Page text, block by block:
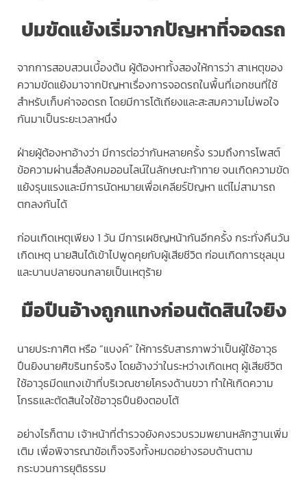
ปมขัดแย้งเริ่มจากปัญหาที่จอดรถ
จากการสอบสวนเบื้องต้น ผู้ต้องหาทั้งสองให้การว่า สาเหตุของ
ความขัดแย้งมาจากปัญหาเรื่องการจอดรถในพื้นที่เอกชนที่ใช้
สำหรับเก็บค่าจอดรถ โดยมีการโต้เถียงและสะสมความไม่พอใจ
กันมาเป็นระยะเวลาหนึ่ง
ฝ่ายผู้ต้องหาอ้างว่า มีการต่อว่ากันหลายครั้ง รวมถึงการโพสต์
ข้อความผ่านสื่อสังคมออนไลน์ในลักษณะท้าทาย จนเกิดความขัด
แย้งรุนแรงและมีการนัดหมายเพื่อเคลียร์ปัญหา แต่ไม่สามารถ
ตกลงกันได้
ก่อนเกิดเหตุเพียง 1 วัน มีการเผชิญหน้ากันอีกครั้ง กระทั่งคืนวัน
เกิดเหตุ นายสินได้เข้าไปพูดคุยกับผู้เสียชีวิต ก่อนเกิดการชุลมุน
และบานปลายจนกลายเป็นเหตุร้าย
มือปืนอ้างถูกแทงก่อนตัดสินใจยิง
นายประกาศิต หรือ “แบงค์” ให้การรับสารภาพว่าเป็นผู้ใช้อาวุธ
ปืนยิงนายศิขรินทร์จริง โดยอ้างว่าในระหว่างเกิดเหตุ ผู้เสียชีวิต
ใช้อาวุธมีดแทงเข้าที่บริเวณชายโครงด้านขวา ทำให้เกิดความ
โกรธและตัดสินใจใช้อาวุธปืนยิงตอบโต้
อย่างไรก็ตาม เจ้าหน้าที่ตำรวจยังคงรวบรวมพยานหลักฐานเพิ่ม
เติม เพื่อพิจารณาข้อเท็จจริงทั้งหมดอย่างรอบด้านตาม
กระบวนการยุติธรรม